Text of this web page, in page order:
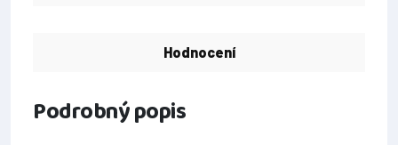
Hodnocení
Podrobný popis